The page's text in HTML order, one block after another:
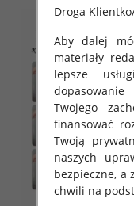
Droga
Aby dalej
materiały
lepsze
Twojego
finansować
Twoją
naszych
bezpieczne, a
chwili na